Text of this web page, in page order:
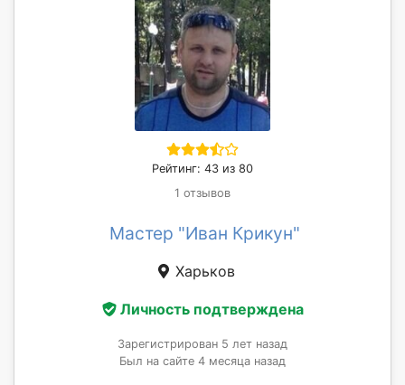
Рейтинг: 43 из 80
1 отзывов
Мастер "Иван Крикун"
Харьков
Личность подтверждена
Зарегистрирован 5 лет назад
Был на сайте 4 месяца назад